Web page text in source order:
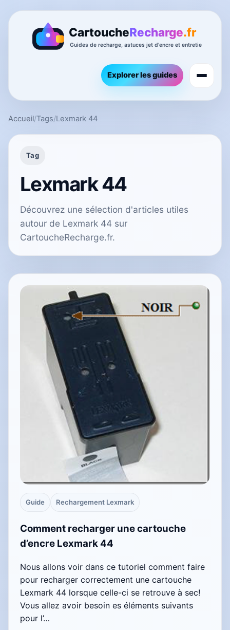
Explorer les guides
Accueil/Tags/Lexmark 44
Tag
Lexmark 44
Découvrez une sélection d'articles utiles
autour de Lexmark 44 sur
CartoucheRecharge.fr.
Guide Rechargement Lexmark
Comment recharger une cartouche
d’encre Lexmark 44
Nous allons voir dans ce tutoriel comment faire
pour recharger correctement une cartouche
Lexmark 44 lorsque celle-ci se retrouve à sec!
Vous allez avoir besoin es éléments suivants
pour l’…